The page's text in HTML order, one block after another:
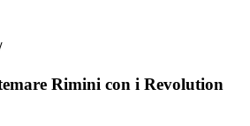
Rimini con i Revolution